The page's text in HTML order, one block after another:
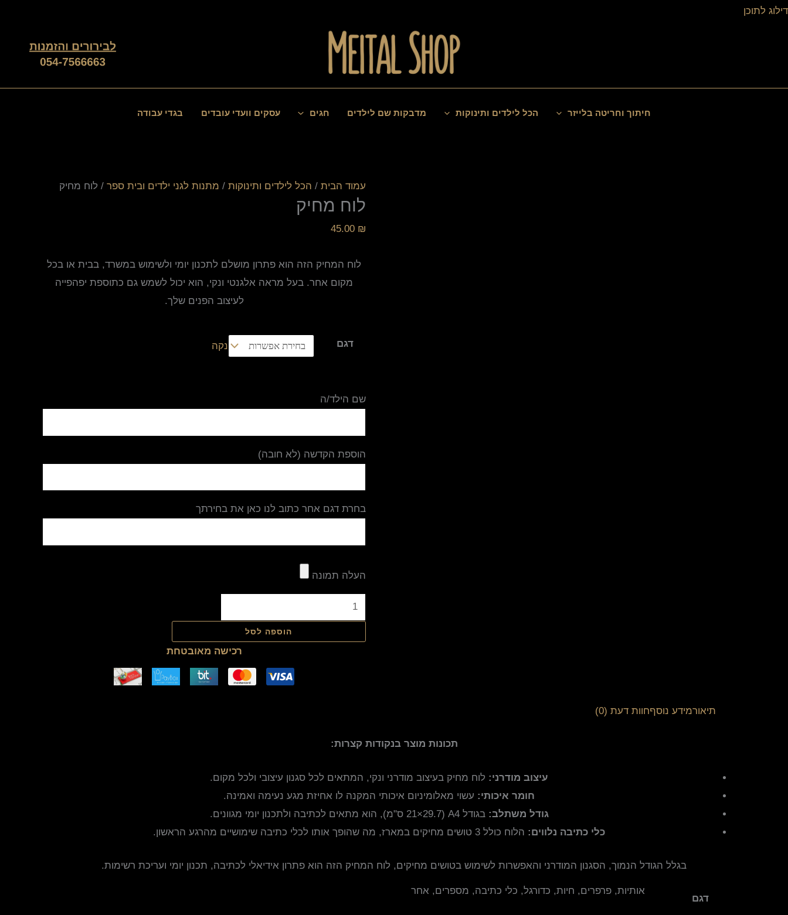
דילוג לתוכן
דילוג
חיתוך וחריטה בלייזר הכל לילדים ותינוקות מדבקות שם לילדים חגים עסקים וועדי עובדים בגדי עבודה
עמוד הבית / הכל לילדים ותינוקות / מתנות לגני ילדים ובית ספר / לוח מחיק
לוח מחיק
45.00 ₪
לוח המחיק הזה הוא פתרון מושלם לתכנון יומי ולשימוש במשרד, בבית או בכל
מקום אחר. בעל מראה אלגנטי ונקי, הוא יכול לשמש גם כתוספת יפהפייה
לעיצוב הפנים שלך.
דגם נקה
שם הילד/ה
הוספת הקדשה (לא חובה)
בחרת דגם אחר כתוב לנו כאן את בחירתך
העלה תמונה
כמות
לוח
הוספה לסל
רכישה מאובטחת
תיאורמידע נוסףחוות דעת (0)
תכונות מוצר בנקודות קצרות:
עיצוב מודרני: לוח מחיק בעיצוב מודרני ונקי, המתאים לכל סגנון עיצובי ולכל מקום.
חומר איכותי: עשוי מאלומיניום איכותי המקנה לו אחיזת מגע נעימה ואמינה.
גודל משתלב: בגודל A4 (21×29.7 ס"מ), הוא מתאים לכתיבה ולתכנון יומי מגוונים.
כלי כתיבה נלווים: הלוח כולל 3 טושים מחיקים במארז, מה שהופך אותו לכלי כתיבה שימושיים מהרגע הראשון.
בגלל הגודל הנמוך, הסגנון המודרני והאפשרות לשימוש בטושים מחיקים, לוח המחיק הזה הוא פתרון אידיאלי לכתיבה, תכנון יומי ועריכת רשימות.
דגם
אותיות, פרפרים, חיות, כדורגל, כלי כתיבה, מספרים, אחר